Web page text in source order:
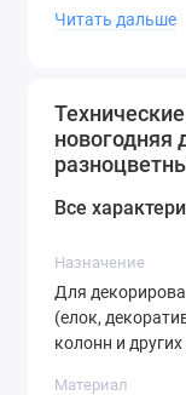
LED лампы
гарантирует
разноцветная,
Позвольте этой
атмосферу в
Читать дальше
новогодняя
Все
Назначение
Для
(елок,
колонн и
Материал